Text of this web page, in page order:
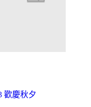
歡慶秋夕